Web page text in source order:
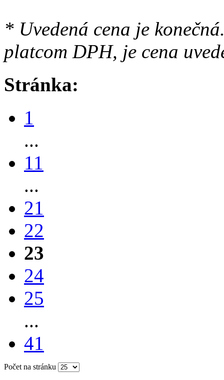
* Uvedená cena je
platcom DPH, je cena
Stránka:
1
...
11
...
21
22
23
24
25
...
41
Počet na stránku